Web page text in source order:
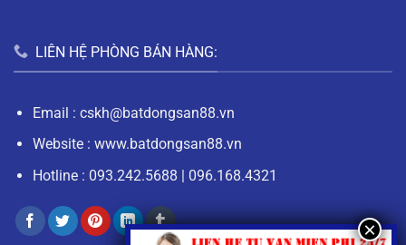
LIÊN HỆ PHÒNG BÁN HÀNG:
Email : cskh@batdongsan88.vn
Website : www.batdongsan88.vn
Hotline : 093.242.5688 | 096.168.4321